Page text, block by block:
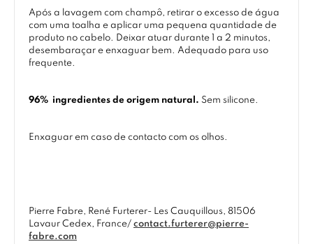
Após a lavagem com champô, retirar o excesso de água
com uma toalha e aplicar uma pequena quantidade de
produto no cabelo. Deixar atuar durante 1 a 2 minutos,
desembaraçar e enxaguar bem. Adequado para uso
frequente.
96% ingredientes de origem natural. Sem silicone.
Enxaguar em caso de contacto com os olhos.
Pierre Fabre, René Furterer- Les Cauquillous, 81506
Lavaur Cedex, France/ contact.furterer@pierre-
fabre.com